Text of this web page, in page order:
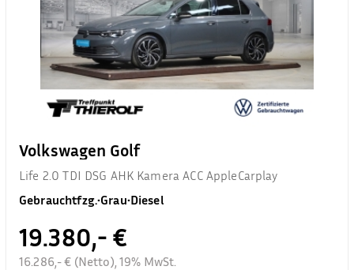
Volkswagen Golf
Life 2.0 TDI DSG AHK Kamera ACC AppleCarplay
Gebrauchtfzg.•Grau•Diesel
19.380,- €
16.286,- € (Netto), 19% MwSt.